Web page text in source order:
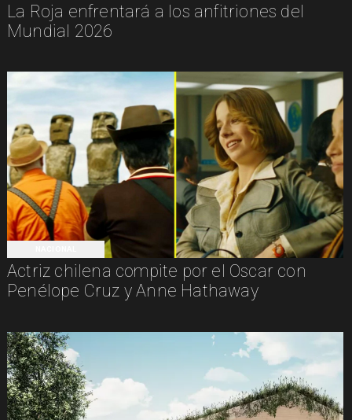
La Roja enfrentará a los anfitriones del
Mundial 2026
Actriz chilena compite por el Oscar con
Penélope Cruz y Anne Hathaway